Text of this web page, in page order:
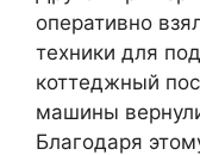
оперативно
техники для
коттеджный
машины
Благодаря